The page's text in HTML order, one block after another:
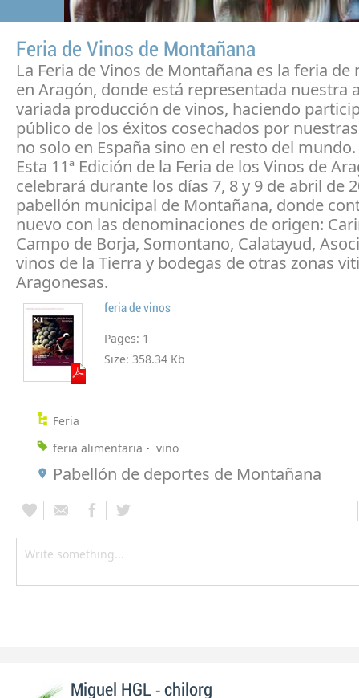
Feria de Vinos de Montañana
La Feria de Vinos de Montañana es la feria de
en Aragón, donde está representada nuestra
variada producción de vinos, haciendo
público de los éxitos cosechados por
no solo en España sino en el resto del mundo.
Esta 11ª Edición de la Feria de los Vinos de
celebrará durante los días 7, 8 y 9 de abril de
pabellón municipal de Montañana, donde
nuevo con las denominaciones de origen:
Campo de Borja, Somontano, Calatayud,
vinos de la Tierra y bodegas de otras zonas
Aragonesas.
feria de vinos
Pages: 1
Size: 358.34 Kb
Feria
feria alimentaria
vino
Pabellón de deportes de Montañana
Miguel HGL - chilorg